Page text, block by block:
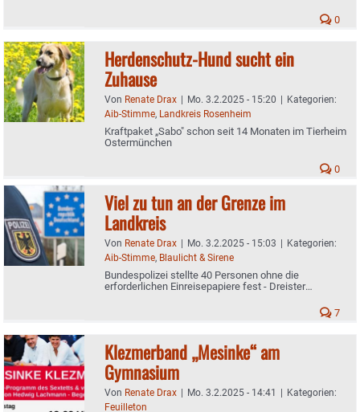
0
Herdenschutz-Hund sucht ein
Zuhause
Von Renate Drax | Mo. 3.2.2025 - 15:20 | Kategorien:
Aib-Stimme, Landkreis Rosenheim
Kraftpaket „Sabo" schon seit 14 Monaten im Tierheim
Ostermünchen
0
Viel zu tun an der Grenze im
Landkreis
Von Renate Drax | Mo. 3.2.2025 - 15:03 | Kategorien:
Aib-Stimme, Blaulicht & Sirene
Bundespolizei stellte 40 Personen ohne die
erforderlichen Einreisepapiere fest - Dreister
7
Klezmerband „Mesinke“ am
Gymnasium
Von Renate Drax | Mo. 3.2.2025 - 14:41 | Kategorien:
Feuilleton